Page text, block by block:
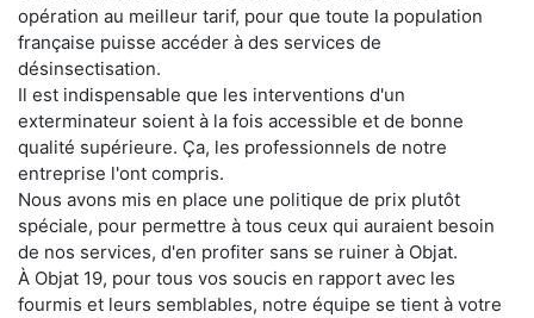
opération au meilleur tarif, pour que toute la population
française puisse accéder à des services de
désinsectisation.
Il est indispensable que les interventions d'un
exterminateur soient à la fois accessible et de bonne
qualité supérieure. Ça, les professionnels de notre
entreprise l'ont compris.
Nous avons mis en place une politique de prix plutôt
spéciale, pour permettre à tous ceux qui auraient besoin
de nos services, d'en profiter sans se ruiner à Objat.
À Objat 19, pour tous vos soucis en rapport avec les
fourmis et leurs semblables, notre équipe se tient à votre